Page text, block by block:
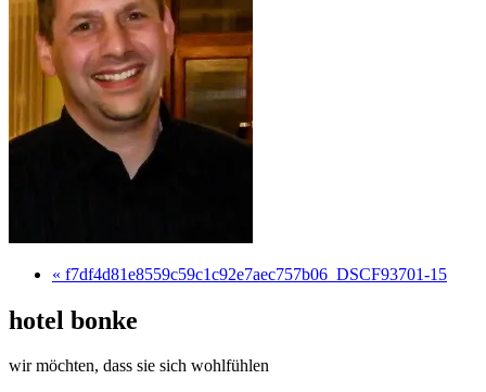
« f7df4d81e8559c59c1c92e7aec757b06_DSCF93701-15
hotel bonke
wir möchten, dass sie sich wohlfühlen